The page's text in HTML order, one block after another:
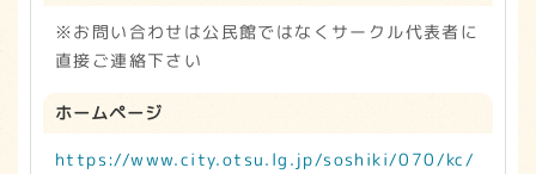
※お問い合わせは公民館ではなくサークル代表者に
直接ご連絡下さい
ホームページ
https://www.city.otsu.lg.jp/soshiki/070/kc/